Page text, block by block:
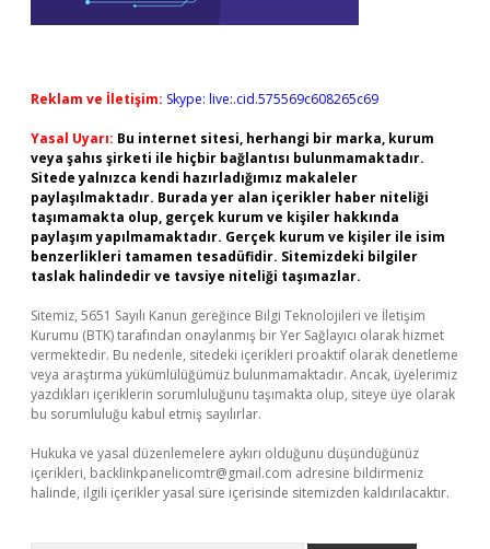
Reklam ve İletişim: Skype: live:.cid.575569c608265c69
Yasal Uyarı: Bu internet sitesi, herhangi bir marka, kurum
veya şahıs şirketi ile hiçbir bağlantısı bulunmamaktadır.
Sitede yalnızca kendi hazırladığımız makaleler
paylaşılmaktadır. Burada yer alan içerikler haber niteliği
taşımamakta olup, gerçek kurum ve kişiler hakkında
paylaşım yapılmamaktadır. Gerçek kurum ve kişiler ile isim
benzerlikleri tamamen tesadüfidir. Sitemizdeki bilgiler
taslak halindedir ve tavsiye niteliği taşımazlar.
Sitemiz, 5651 Sayılı Kanun gereğince Bilgi Teknolojileri ve İletişim
Kurumu (BTK) tarafından onaylanmış bir Yer Sağlayıcı olarak hizmet
vermektedir. Bu nedenle, sitedeki içerikleri proaktif olarak denetleme
veya araştırma yükümlülüğümüz bulunmamaktadır. Ancak, üyelerimiz
yazdıkları içeriklerin sorumluluğunu taşımakta olup, siteye üye olarak
bu sorumluluğu kabul etmiş sayılırlar.
Hukuka ve yasal düzenlemelere aykırı olduğunu düşündüğünüz
içerikleri, backlinkpanelicomtr@gmail.com adresine bildirmeniz
halinde, ilgili içerikler yasal süre içerisinde sitemizden kaldırılacaktır.